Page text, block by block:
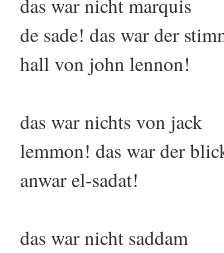
das war nicht marquis
de sade! das war der
hall von john lennon!
das war nichts von jack
lemmon! das war der
anwar el-sadat!
das war nicht saddam